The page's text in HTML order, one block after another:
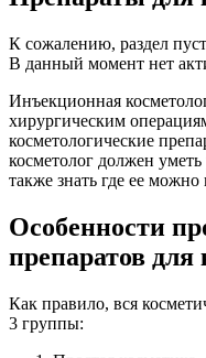
К сожалению, раздел пуст
В данный момент нет
Инъекционная
хирургическим
косметологические
косметолог должен уметь
также знать где ее можно
Особенности
препаратов для
Как правило, вся
3 группы: